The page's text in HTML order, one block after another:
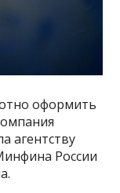
оформить
агентству
России